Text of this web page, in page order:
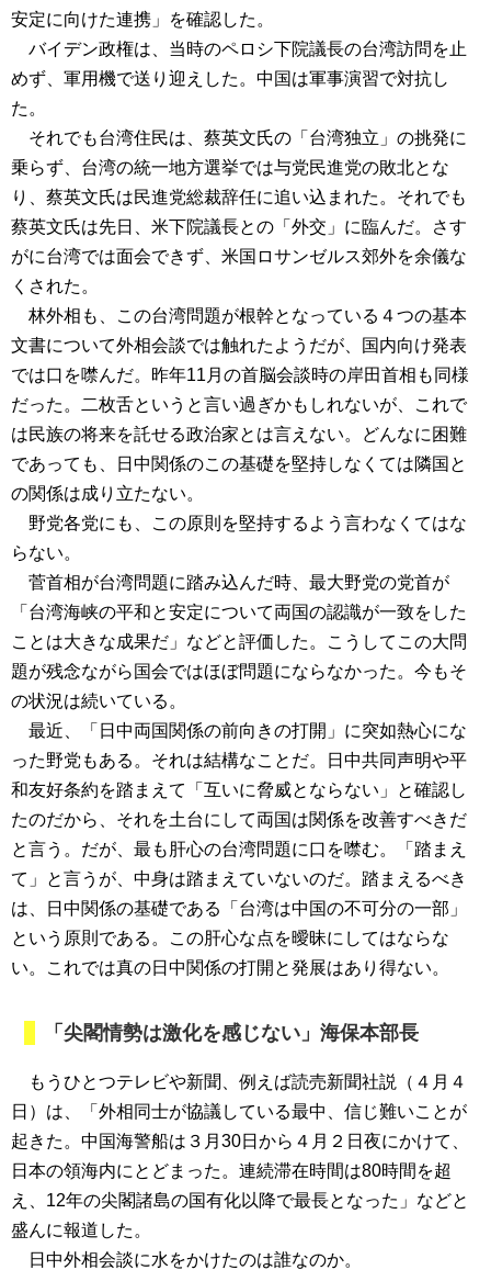
安定に向けた連携」を確認した。
バイデン政権は、当時のペロシ下院議長の台湾訪問を止
めず、軍用機で送り迎えした。中国は軍事演習で対抗し
た。
それでも台湾住民は、蔡英文氏の「台湾独立」の挑発に
乗らず、台湾の統一地方選挙では与党民進党の敗北とな
り、蔡英文氏は民進党総裁辞任に追い込まれた。それでも
蔡英文氏は先日、米下院議長との「外交」に臨んだ。さす
がに台湾では面会できず、米国ロサンゼルス郊外を余儀な
くされた。
林外相も、この台湾問題が根幹となっている４つの基本
文書について外相会談では触れたようだが、国内向け発表
では口を噤んだ。昨年11月の首脳会談時の岸田首相も同様
だった。二枚舌というと言い過ぎかもしれないが、これで
は民族の将来を託せる政治家とは言えない。どんなに困難
であっても、日中関係のこの基礎を堅持しなくては隣国と
の関係は成り立たない。
野党各党にも、この原則を堅持するよう言わなくてはな
らない。
菅首相が台湾問題に踏み込んだ時、最大野党の党首が
「台湾海峡の平和と安定について両国の認識が一致をした
ことは大きな成果だ」などと評価した。こうしてこの大問
題が残念ながら国会ではほぼ問題にならなかった。今もそ
の状況は続いている。
最近、「日中両国関係の前向きの打開」に突如熱心にな
った野党もある。それは結構なことだ。日中共同声明や平
和友好条約を踏まえて「互いに脅威とならない」と確認し
たのだから、それを土台にして両国は関係を改善すべきだ
と言う。だが、最も肝心の台湾問題に口を噤む。「踏まえ
て」と言うが、中身は踏まえていないのだ。踏まえるべき
は、日中関係の基礎である「台湾は中国の不可分の一部」
という原則である。この肝心な点を曖昧にしてはならな
い。これでは真の日中関係の打開と発展はあり得ない。
「尖閣情勢は激化を感じない」海保本部長
もうひとつテレビや新聞、例えば読売新聞社説（４月４
日）は、「外相同士が協議している最中、信じ難いことが
起きた。中国海警船は３月30日から４月２日夜にかけて、
日本の領海内にとどまった。連続滞在時間は80時間を超
え、12年の尖閣諸島の国有化以降で最長となった」などと
盛んに報道した。
日中外相会談に水をかけたのは誰なのか。